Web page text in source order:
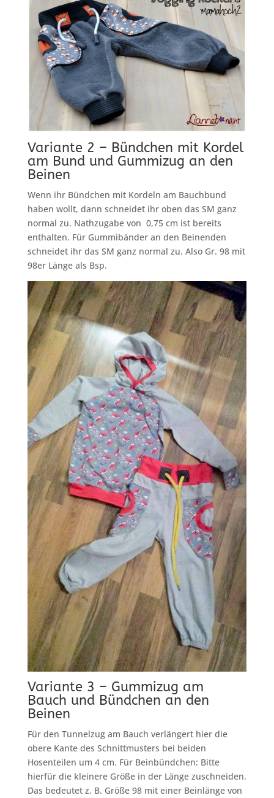
Variante 2 – Bündchen mit Kordel
am Bund und Gummizug an den
Beinen
Wenn ihr Bündchen mit Kordeln am Bauchbund
haben wollt, dann schneidet ihr oben das SM ganz
normal zu. Nathzugabe von 0,75 cm ist bereits
enthalten. Für Gummibänder an den Beinenden
schneidet ihr das SM ganz normal zu. Also Gr. 98 mit
98er Länge als Bsp.
Variante 3 – Gummizug am
Bauch und Bündchen an den
Beinen
Für den Tunnelzug am Bauch verlängert hier die
obere Kante des Schnittmusters bei beiden
Hosenteilen um 4 cm. Für Beinbündchen: Bitte
hierfür die kleinere Größe in der Länge zuschneiden.
Das bedeutet z. B. Größe 98 mit einer Beinlänge von